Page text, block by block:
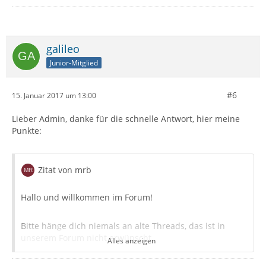
galileo
Junior-Mitglied
15. Januar 2017 um 13:00 #6
Lieber Admin, danke für die schnelle Antwort, hier meine
Punkte:
Zitat von mrb
Hallo und willkommen im Forum!
Bitte hänge dich niemals an alte Threads, das ist in
unserem Forum nicht erwünscht.
Alles anzeigen